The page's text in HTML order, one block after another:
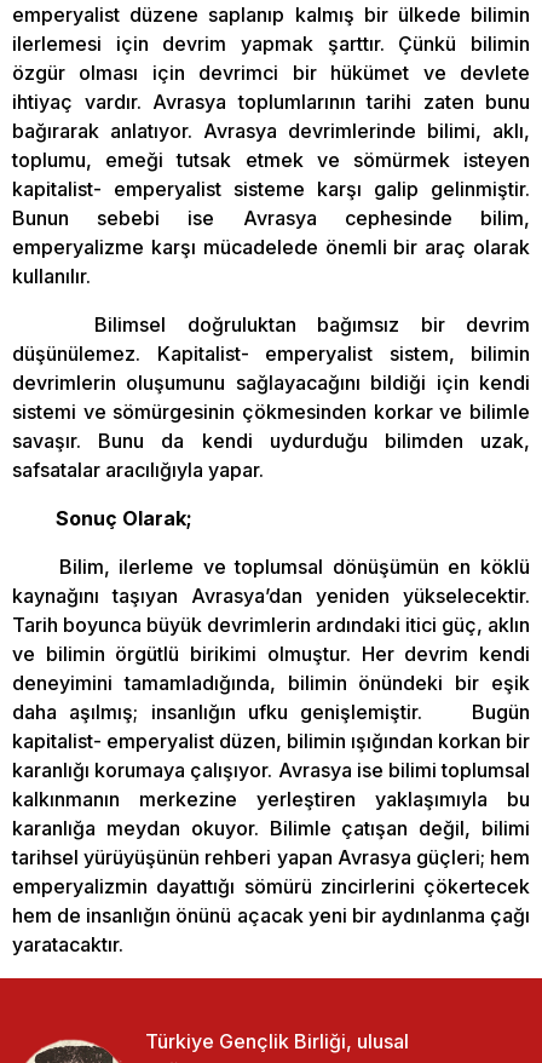
emperyalist düzene saplanıp kalmış bir ülkede bilimin
ilerlemesi için devrim yapmak şarttır. Çünkü bilimin
özgür olması için devrimci bir hükümet ve devlete
ihtiyaç vardır. Avrasya toplumlarının tarihi zaten bunu
bağırarak anlatıyor. Avrasya devrimlerinde bilimi, aklı,
toplumu, emeği tutsak etmek ve sömürmek isteyen
kapitalist- emperyalist sisteme karşı galip gelinmiştir.
Bunun sebebi ise Avrasya cephesinde bilim,
emperyalizme karşı mücadelede önemli bir araç olarak
kullanılır.
Bilimsel doğruluktan bağımsız bir devrim
düşünülemez. Kapitalist- emperyalist sistem, bilimin
devrimlerin oluşumunu sağlayacağını bildiği için kendi
sistemi ve sömürgesinin çökmesinden korkar ve bilimle
savaşır. Bunu da kendi uydurduğu bilimden uzak,
safsatalar aracılığıyla yapar.
Sonuç Olarak;
Bilim, ilerleme ve toplumsal dönüşümün en köklü
kaynağını taşıyan Avrasya’dan yeniden yükselecektir.
Tarih boyunca büyük devrimlerin ardındaki itici güç, aklın
ve bilimin örgütlü birikimi olmuştur. Her devrim kendi
deneyimini tamamladığında, bilimin önündeki bir eşik
daha aşılmış; insanlığın ufku genişlemiştir. Bugün
kapitalist- emperyalist düzen, bilimin ışığından korkan bir
karanlığı korumaya çalışıyor. Avrasya ise bilimi toplumsal
kalkınmanın merkezine yerleştiren yaklaşımıyla bu
karanlığa meydan okuyor. Bilimle çatışan değil, bilimi
tarihsel yürüyüşünün rehberi yapan Avrasya güçleri; hem
emperyalizmin dayattığı sömürü zincirlerini çökertecek
hem de insanlığın önünü açacak yeni bir aydınlanma çağı
yaratacaktır.
Türkiye Gençlik Birliği, ulusal